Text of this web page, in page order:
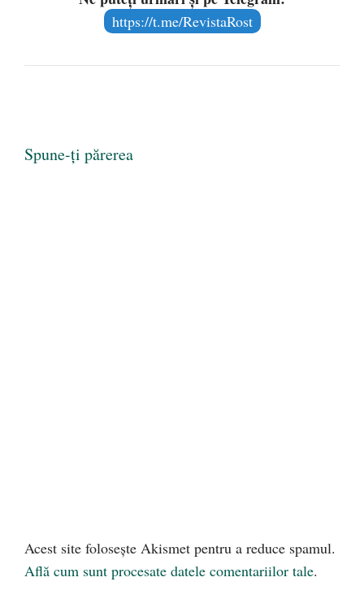
https://t.me/RevistaRost
Spune-ți părerea
Acest site folosește Akismet pentru a reduce spamul.
Află cum sunt procesate datele comentariilor tale.